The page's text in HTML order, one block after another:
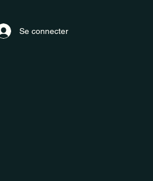
Se connecter